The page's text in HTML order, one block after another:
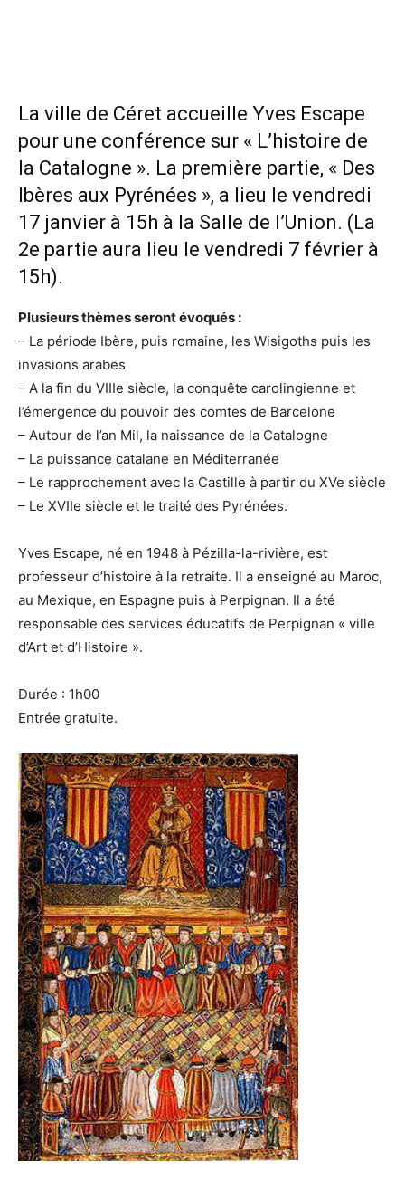
La ville de Céret accueille Yves Escape
pour une conférence sur « L’histoire de
la Catalogne ». La première partie, « Des
Ibères aux Pyrénées », a lieu le vendredi
17 janvier à 15h à la Salle de l’Union. (La
2e partie aura lieu le vendredi 7 février à
15h).
Plusieurs thèmes seront évoqués :
– La période Ibère, puis romaine, les Wisigoths puis les
invasions arabes
– A la fin du VIIIe siècle, la conquête carolingienne et
l’émergence du pouvoir des comtes de Barcelone
– Autour de l’an Mil, la naissance de la Catalogne
– La puissance catalane en Méditerranée
– Le rapprochement avec la Castille à partir du XVe siècle
– Le XVIIe siècle et le traité des Pyrénées.
Yves Escape, né en 1948 à Pézilla-la-rivière, est
professeur d’histoire à la retraite. Il a enseigné au Maroc,
au Mexique, en Espagne puis à Perpignan. Il a été
responsable des services éducatifs de Perpignan « ville
d’Art et d’Histoire ».
Durée : 1h00
Entrée gratuite.